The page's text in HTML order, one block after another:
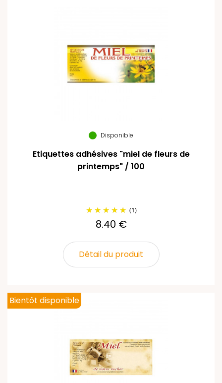
Disponible
Etiquettes adhésives "miel de fleurs de
printemps" / 100
(1)
8.40 €
Détail du produit
Bientôt disponible